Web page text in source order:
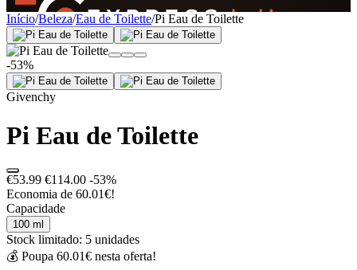
SINCE 2005
+de 36.000 reviews
Início/Beleza/Eau de Toilette/Pi Eau de Toilette
-53%
Givenchy
Pi Eau de Toilette
€53.99 €114.00 -53%
Economia de 60.01€!
Capacidade
100 ml
Stock limitado: 5 unidades
💰 Poupa 60.01€ nesta oferta!